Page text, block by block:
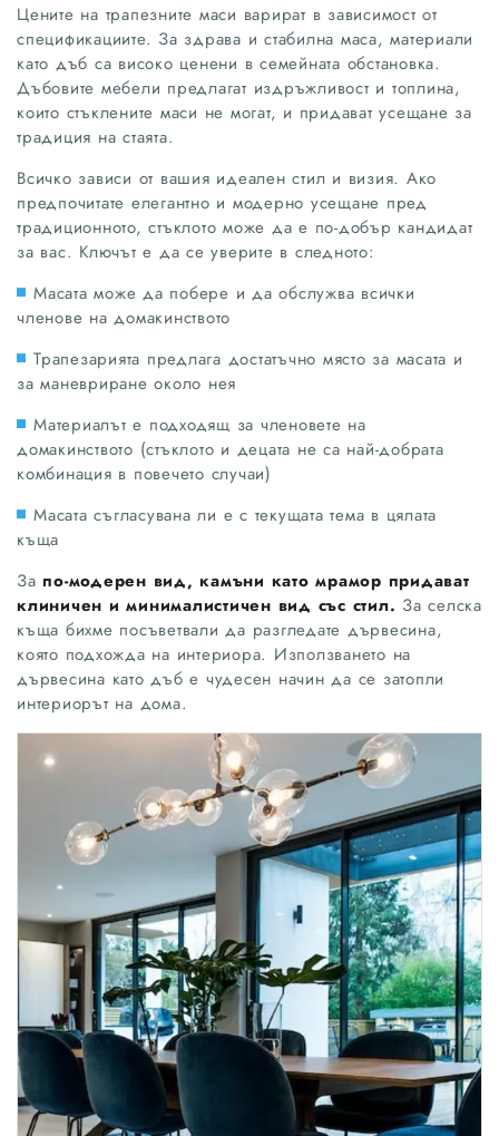
Цените на трапезните маси варират в зависимост от
спецификациите. За здрава и стабилна маса, материали
като дъб са високо ценени в семейната обстановка.
Дъбовите мебели предлагат издръжливост и топлина,
които стъклените маси не могат, и придават усещане за
традиция на стаята.
Всичко зависи от вашия идеален стил и визия. Ако
предпочитате елегантно и модерно усещане пред
традиционното, стъклото може да е по-добър кандидат
за вас. Ключът е да се уверите в следното:
Масата може да побере и да обслужва всички
членове на домакинството
Трапезарията предлага достатъчно място за масата и
за маневриране около нея
Материалът е подходящ за членовете на
домакинството (стъклото и децата не са най-добрата
комбинация в повечето случаи)
Масата съгласувана ли е с текущата тема в цялата
къща
Запо-модерен вид, камъни като мрамор придават
клиничен и минималистичен вид със стил. За селска
къща бихме посъветвали да разгледате дървесина,
която подхожда на интериора. Използването на
дървесина като дъб е чудесен начин да се затопли
интериорът на дома.